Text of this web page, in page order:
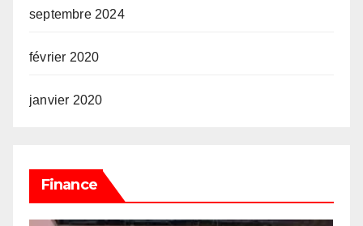
septembre 2024
février 2020
janvier 2020
Finance